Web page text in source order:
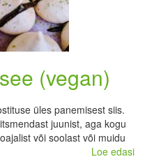
(vegan)
üles panemisest siis.
juunist, aga kogu
või soolast või muidu
Loe edasi